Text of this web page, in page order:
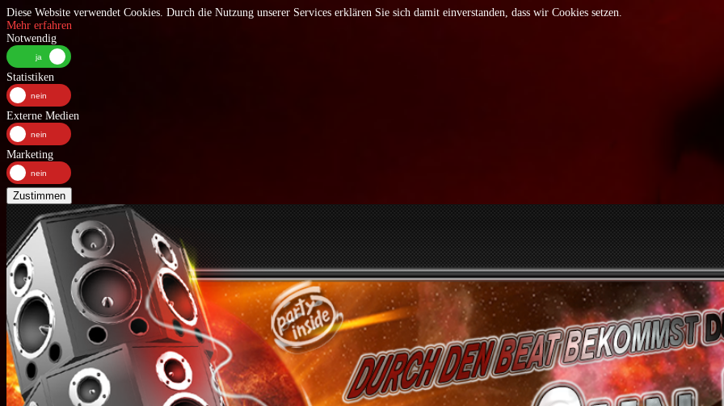
Diese Website verwendet Cookies. Durch die Nutzung unserer Services erklären Sie sich damit einverstanden, dass wir Cookies setzen.
Mehr erfahren
Notwendig
Statistiken
Externe Medien
Marketing
Zustimmen